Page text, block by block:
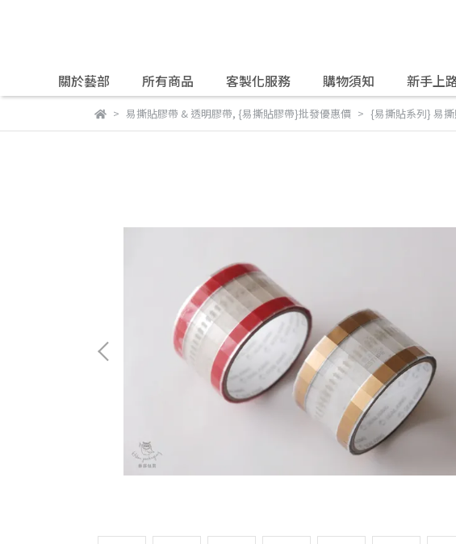
關於藝部 所有商品 客製化服務 購物須知 新手上
易撕貼膠帶 & 透明膠帶, {易撕貼膠帶}批發優惠價 {易撕貼系列} 易